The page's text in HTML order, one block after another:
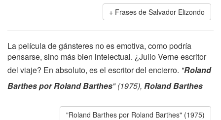
Frases de Salvador Elizondo
La película de gánsteres no es emotiva, como podría
pensarse, sino más bien intelectual. ¿Julio Verne escritor
del viaje? En absoluto, es el escritor del encierro. "Roland
Barthes por Roland Barthes" (1975), Roland Barthes
"Roland Barthes por Roland Barthes" (1975)